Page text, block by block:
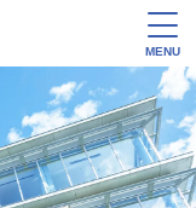
MENU